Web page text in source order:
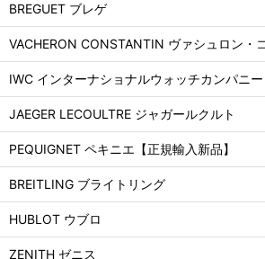
BREGUET ブレゲ
VACHERON CONSTANTIN ヴァシュロン・
IWC インターナショナルウォッチカンパニー
JAEGER LECOULTRE ジャガールクルト
PEQUIGNET ペキニエ【正規輸入新品】
BREITLING ブライトリング
HUBLOT ウブロ
ZENITH ゼニス